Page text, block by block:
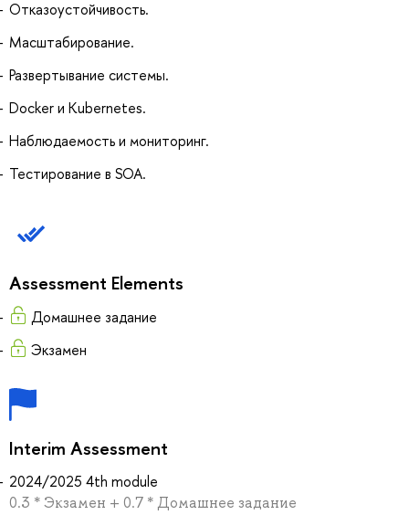
Отказоустойчивость.
Масштабирование.
Развертывание системы.
Docker и Kubernetes.
Наблюдаемость и мониторинг.
Тестирование в SOA.
Assessment Elements
Домашнее задание
Экзамен
Interim Assessment
2024/2025 4th module
0.3 * Экзамен + 0.7 * Домашнее задание